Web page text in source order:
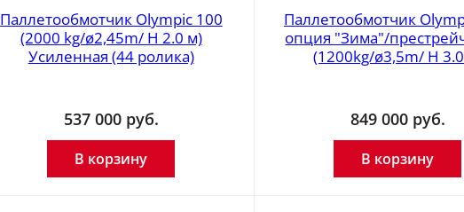
Паллетообмотчик Olympic 100
(2000 kg/ø2,45m/ H 2.0 м)
Усиленная (44 ролика)
537 000 руб.
В корзину
Паллетообмотчик
опция "Зима"/
(1200kg/ø3,5m/ H
849 000 руб.
В корзину